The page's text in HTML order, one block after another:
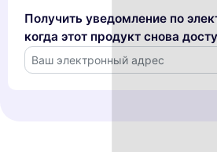
Получить уведомление по
когда этот продукт снова